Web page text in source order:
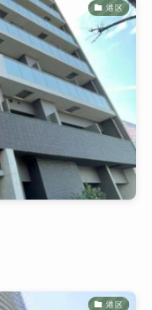
港区
港区